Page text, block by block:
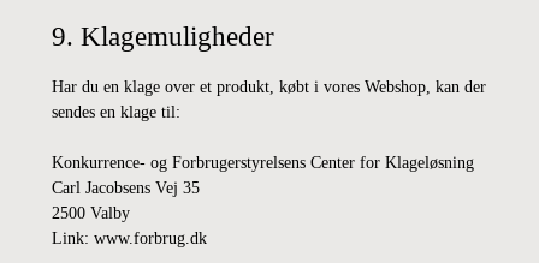
9. Klagemuligheder
Har du en klage over et produkt, købt i vores Webshop, kan der
sendes en klage til:
Konkurrence- og Forbrugerstyrelsens Center for Klageløsning
Carl Jacobsens Vej 35
2500 Valby
Link: www.forbrug.dk